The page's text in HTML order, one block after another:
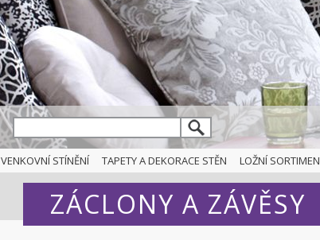
VENKOVNÍ STÍNĚNÍ TAPETY A DEKORACE STĚN LOŽNÍ
ZÁCLONY A ZÁVĚSY